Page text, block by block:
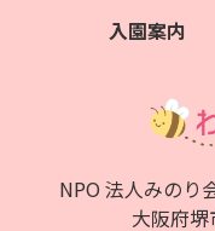
入園案内
NPO 法人みのり
大阪府